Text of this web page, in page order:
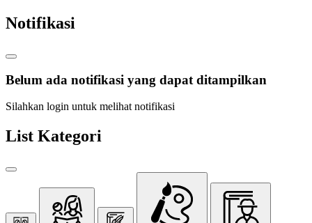
Notifikasi
Belum ada notifikasi yang dapat ditampilkan
Silahkan login untuk melihat notifikasi
List Kategori